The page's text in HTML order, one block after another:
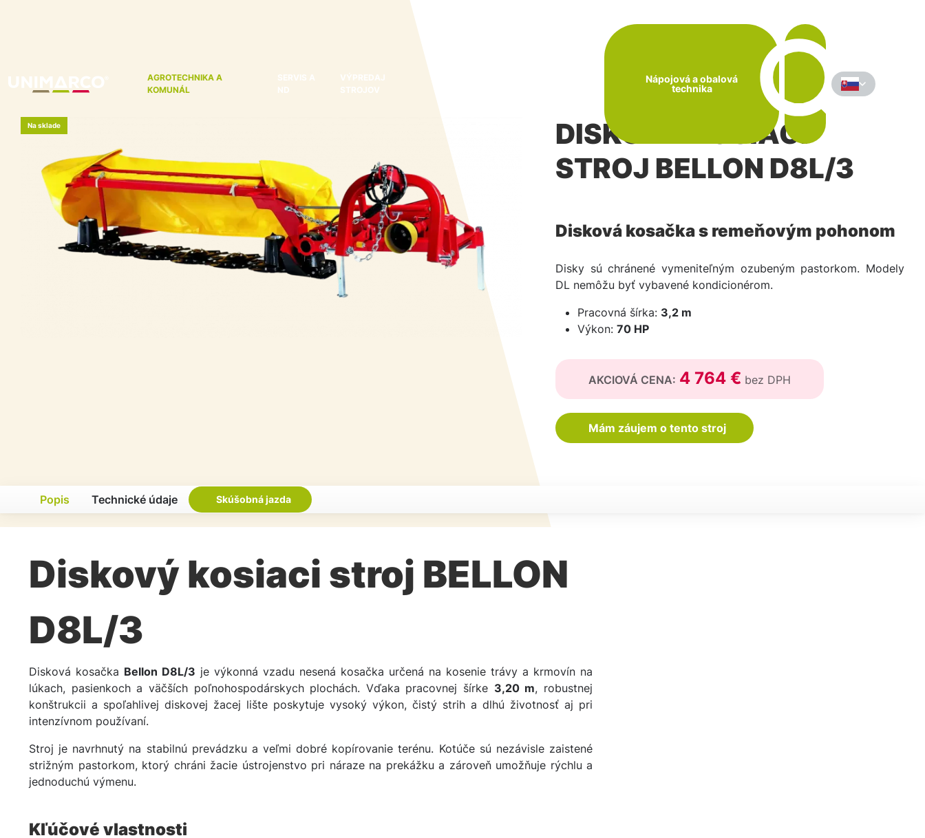
AGROTECHNIKA A
KOMUNÁL
SERVIS A
ND
VÝPREDAJ
STROJOV
Nápojová a obalová
technika
Na sklade
DISKOVÝ KOSIACI
STROJ BELLON D8L/3
Disková kosačka s remeňovým pohonom
Disky sú chránené vymeniteľným ozubeným pastorkom. Modely
DL nemôžu byť vybavené kondicionérom.
Pracovná šírka: 3,2 m
Výkon: 70 HP
AKCIOVÁ CENA: 4 764 € bez DPH
Mám záujem o tento stroj
Popis Technické údaje Skúšobná jazda
Diskový kosiaci stroj BELLON
D8L/3
Disková kosačka Bellon D8L/3 je výkonná vzadu nesená kosačka určená na kosenie trávy a krmovín na
lúkach, pasienkoch a väčších poľnohospodárskych plochách. Vďaka pracovnej šírke 3,20 m, robustnej
konštrukcii a spoľahlivej diskovej žacej lište poskytuje vysoký výkon, čistý strih a dlhú životnosť aj pri
intenzívnom používaní.
Stroj je navrhnutý na stabilnú prevádzku a veľmi dobré kopírovanie terénu. Kotúče sú nezávisle zaistené
strižným pastorkom, ktorý chráni žacie ústrojenstvo pri náraze na prekážku a zároveň umožňuje rýchlu a
jednoduchú výmenu.
Kľúčové vlastnosti